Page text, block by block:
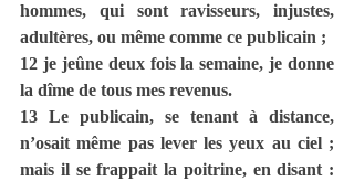
hommes, qui sont ravisseurs, injustes,
adultères, ou même comme ce publicain ;
12 je jeûne deux fois la semaine, je donne
la dîme de tous mes revenus.
13 Le publicain, se tenant à distance,
n’osait même pas lever les yeux au ciel ;
mais il se frappait la poitrine, en disant :